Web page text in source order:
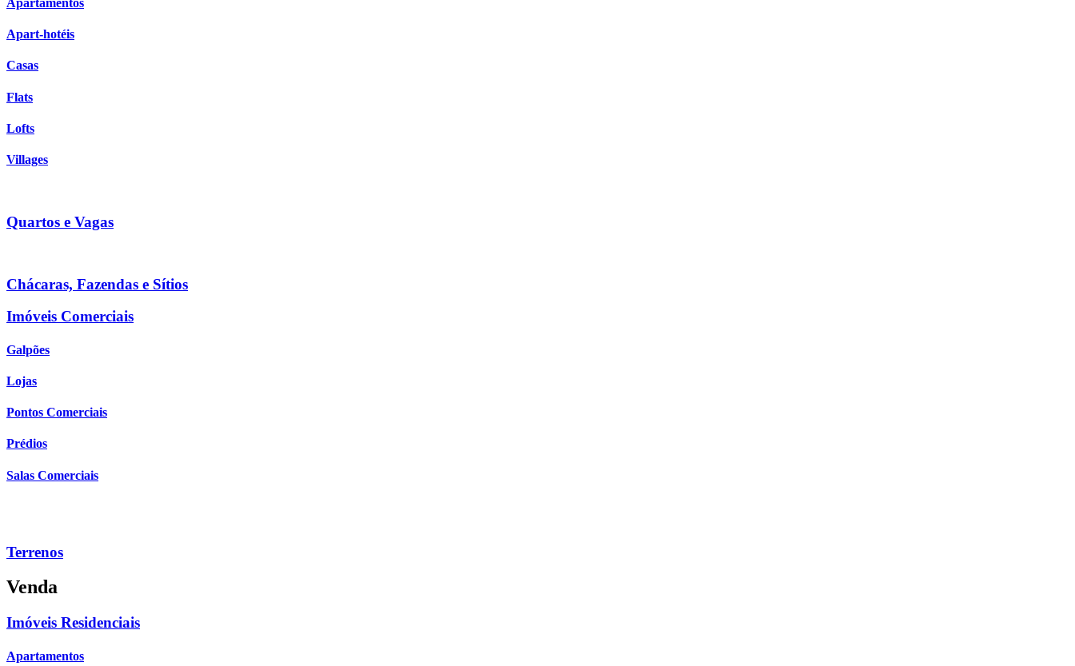
Apart-hotéis
Casas
Flats
Lofts
Villages
Quartos e Vagas
Chácaras, Fazendas e Sítios
Imóveis Comerciais
Galpões
Lojas
Pontos Comerciais
Prédios
Salas Comerciais
Terrenos
Venda
Imóveis Residenciais
Apartamentos